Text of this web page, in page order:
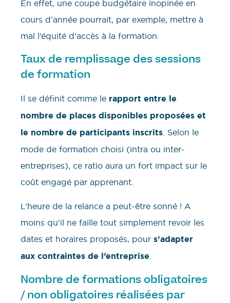
En effet, une coupe budgétaire inopinée en
cours d’année pourrait, par exemple, mettre à
mal l’équité d’accès à la formation.
Taux de remplissage des sessions
de formation
Il se définit comme le rapport entre le
nombre de places disponibles proposées et
le nombre de participants inscrits. Selon le
mode de formation choisi (intra ou inter-
entreprises), ce ratio aura un fort impact sur le
coût engagé par apprenant.
L’heure de la relance a peut-être sonné ! A
moins qu’il ne faille tout simplement revoir les
dates et horaires proposés, pour s’adapter
aux contraintes de l’entreprise
Nombre de formations obligatoires
/ non obligatoires réalisées par